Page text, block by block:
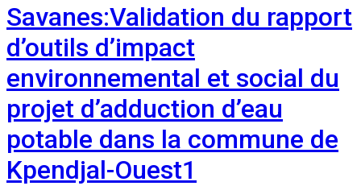
Savanes:Validation du rapport
d’outils d’impact
environnemental et social du
projet d’adduction d’eau
potable dans la commune de
Kpendjal-Ouest1